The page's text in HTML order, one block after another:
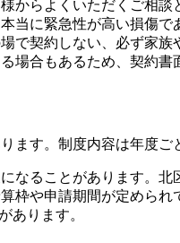
からよくいただくご相
当に緊急性が高い損傷
で契約しない、必ず家
合もあるため、契約書
す。制度内容は年度ご
なることがあります。
や申請期間が定めら
あります。